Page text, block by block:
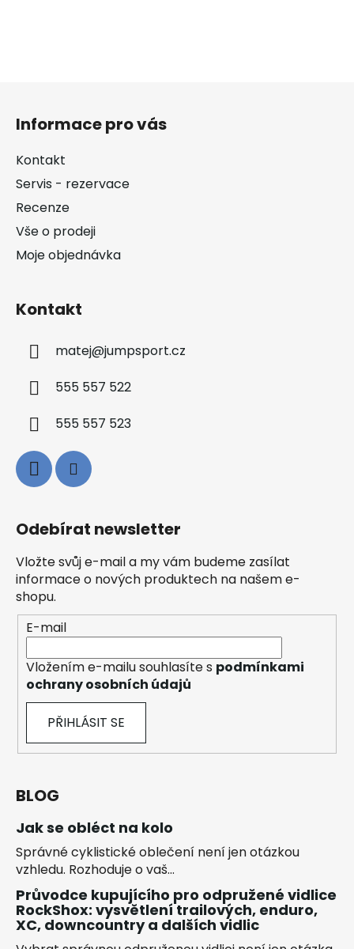
Informace pro vás
Kontakt
Servis - rezervace
Recenze
Vše o prodeji
Moje objednávka
Kontakt
matej@jumpsport.cz
555 557 522
555 557 523
Odebírat newsletter
Vložte svůj e-mail a my vám budeme zasílat
informace o nových produktech na našem e-
shopu.
E-mail
Vložením e-mailu souhlasíte s podmínkami
ochrany osobních údajů
PŘIHLÁSIT SE
BLOG
Jak se obléct na kolo
Správné cyklistické oblečení není jen otázkou
vzhledu. Rozhoduje o vaš...
Průvodce kupujícího pro odpružené vidlice
RockShox: vysvětlení trailových, enduro,
XC, downcountry a dalších vidlic